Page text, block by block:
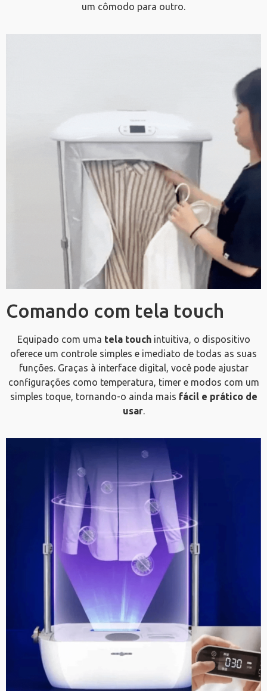
um cômodo para outro.
Comando com tela touch
Equipado com uma tela touchintuitiva, o dispositivo
oferece um controle simples e imediato de todas as suas
funções. Graças à interface digital, você pode ajustar
configurações como temperatura, timer e modos com um
simples toque, tornando-o ainda mais fácil e prático de
usar.